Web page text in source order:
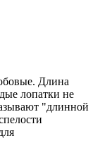
Длина
лопатки не
"длинной